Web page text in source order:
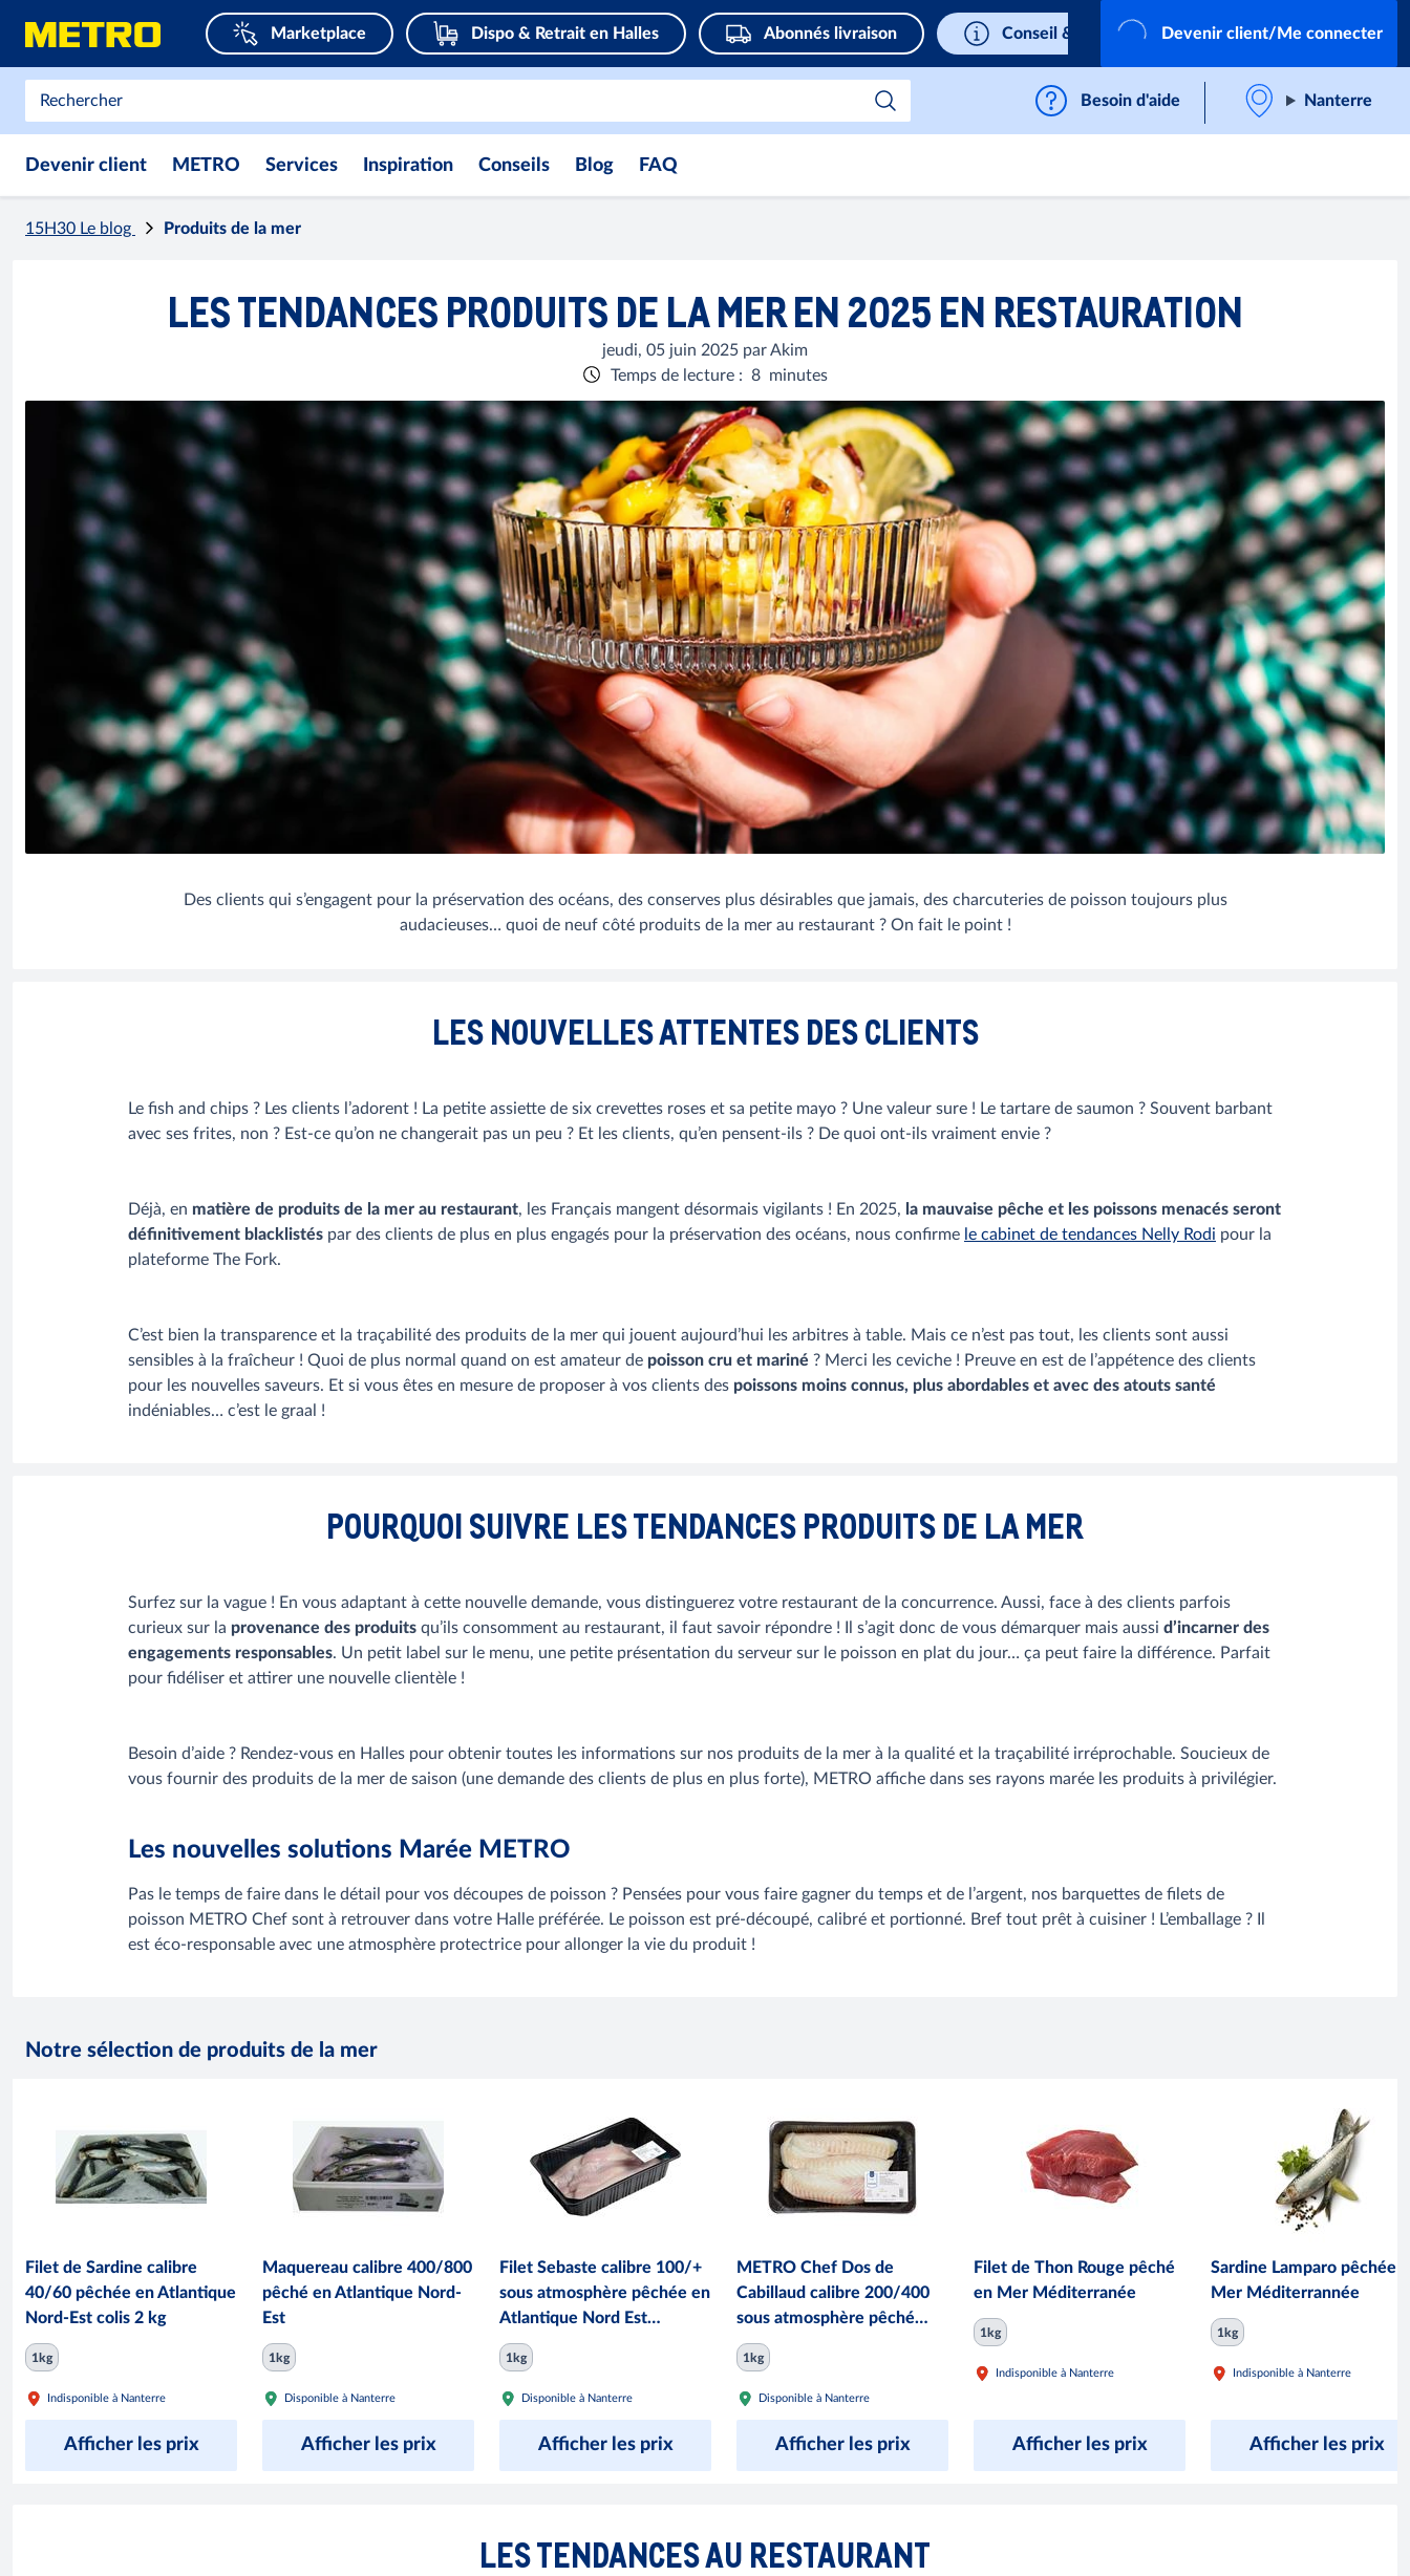
Marketplace Dispo & Retrait en Halles Abonnés livraison Conseil & Service Devenir client/Me connecter
Besoin d'aide Nanterre
Devenir client METRO Services Inspiration Conseils Blog FAQ
15H30 Le blog Produits de la mer
LES TENDANCES PRODUITS DE LA MER EN 2025 EN RESTAURATION
jeudi, 05 juin 2025 parAkim
Temps de lecture : 8 minutes
Des clients qui s’engagent pour la préservation des océans, des conserves plus désirables que jamais, des charcuteries de poisson toujours plus
audacieuses… quoi de neuf côté produits de la mer au restaurant ? On fait le point !
LES NOUVELLES ATTENTES DES CLIENTS
Le fish and chips ? Les clients l’adorent ! La petite assiette de six crevettes roses et sa petite mayo ? Une valeur sure ! Le tartare de saumon ? Souvent barbant
avec ses frites, non ? Est-ce qu’on ne changerait pas un peu ? Et les clients, qu’en pensent-ils ? De quoi ont-ils vraiment envie ?
Déjà, en matière de produits de la mer au restaurant, les Français mangent désormais vigilants ! En 2025, la mauvaise pêche et les poissons menacés seront
définitivement blacklistés par des clients de plus en plus engagés pour la préservation des océans, nous confirme le cabinet de tendances Nelly Rodi pour la
plateforme The Fork.
C’est bien la transparence et la traçabilité des produits de la mer qui jouent aujourd’hui les arbitres à table. Mais ce n’est pas tout, les clients sont aussi
sensibles à la fraîcheur ! Quoi de plus normal quand on est amateur de poisson cru et mariné ? Merci les ceviche ! Preuve en est de l’appétence des clients
pour les nouvelles saveurs. Et si vous êtes en mesure de proposer à vos clients des poissons moins connus, plus abordables et avec des atouts santé
indéniables… c’est le graal !
POURQUOI SUIVRE LES TENDANCES PRODUITS DE LA MER
Surfez sur la vague ! En vous adaptant à cette nouvelle demande, vous distinguerez votre restaurant de la concurrence. Aussi, face à des clients parfois
curieux sur la provenance des produits qu’ils consomment au restaurant, il faut savoir répondre ! Il s’agit donc de vous démarquer mais aussi d’incarner des
engagements responsables. Un petit label sur le menu, une petite présentation du serveur sur le poisson en plat du jour… ça peut faire la différence. Parfait
pour fidéliser et attirer une nouvelle clientèle !
Besoin d’aide ? Rendez-vous en Halles pour obtenir toutes les informations sur nos produits de la mer à la qualité et la traçabilité irréprochable. Soucieux de
vous fournir des produits de la mer de saison (une demande des clients de plus en plus forte), METRO affiche dans ses rayons marée les produits à privilégier.
Les nouvelles solutions Marée METRO
Pas le temps de faire dans le détail pour vos découpes de poisson ? Pensées pour vous faire gagner du temps et de l’argent, nos barquettes de filets de
poisson METRO Chef sont à retrouver dans votre Halle préférée. Le poisson est pré-découpé, calibré et portionné. Bref tout prêt à cuisiner ! L’emballage ? Il
est éco-responsable avec une atmosphère protectrice pour allonger la vie du produit !
Notre sélection de produits de la mer
Filet de Sardine calibre
40/60 pêchée en Atlantique
Nord-Est colis 2 kg
1kg
Indisponible à Nanterre
Afficher les prix
Maquereau calibre 400/800
pêché en Atlantique Nord-
Est
1kg
Disponible à Nanterre
Afficher les prix
Filet Sebaste calibre 100/+
sous atmosphère pêchée en
Atlantique Nord Est
barquette 2 kg
1kg
Disponible à Nanterre
Afficher les prix
METRO Chef Dos de
Cabillaud calibre 200/400
sous atmosphère pêché
Atlantique Nord-Est
barquette 2 kg
1kg
Disponible à Nanterre
Afficher les prix
Filet de Thon Rouge pêché
en Mer Méditerranée
1kg
Indisponible à Nanterre
Afficher les prix
Sardine Lamparo pêchée
Mer Méditerrannée
1kg
Indisponible à Nanterre
Afficher les prix
LES TENDANCES AU RESTAURANT